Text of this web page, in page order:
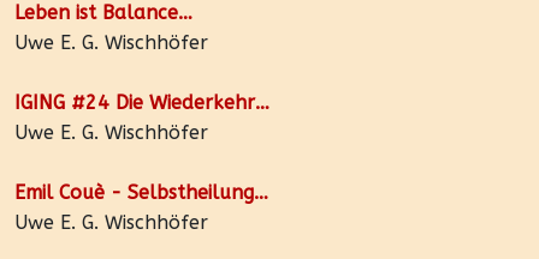
Leben ist Balance…
Uwe E. G. Wischhöfer
IGING #24 Die Wiederkehr…
Uwe E. G. Wischhöfer
Emil Couè - Selbstheilung…
Uwe E. G. Wischhöfer